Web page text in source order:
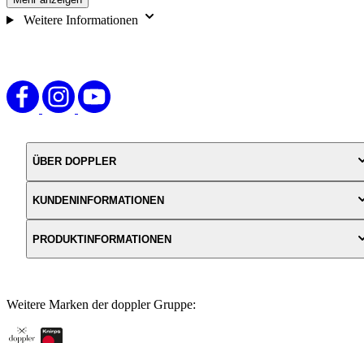
Weitere Informationen
ÜBER DOPPLER
KUNDENINFORMATIONEN
PRODUKTINFORMATIONEN
Weitere Marken der doppler Gruppe: